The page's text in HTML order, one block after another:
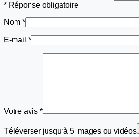
* Réponse obligatoire
Nom *
E-mail *
Votre avis *
Téléverser jusqu‘à 5 images ou vidéos